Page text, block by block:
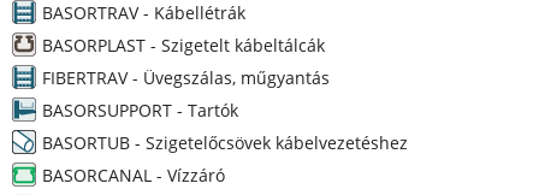
BASORTRAV - Kábellétrák
BASORPLAST - Szigetelt kábeltálcák
FIBERTRAV - Üvegszálas, műgyantás
BASORSUPPORT - Tartók
BASORTUB - Szigetelőcsövek kábelvezetéshez
BASORCANAL - Vízzáró